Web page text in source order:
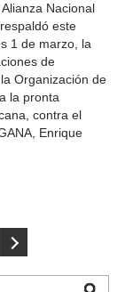
Nacional
este
1 de marzo, la
de
Organización de
la pronta
contra el
Enrique